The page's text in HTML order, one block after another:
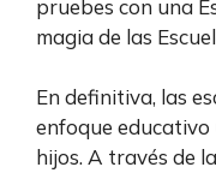
pruebes con una
magia de las
En definitiva, las
enfoque
hijos. A través de